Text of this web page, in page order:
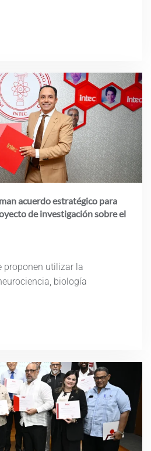
acuerdo estratégico para
de investigación sobre el
proponen utilizar la
biología